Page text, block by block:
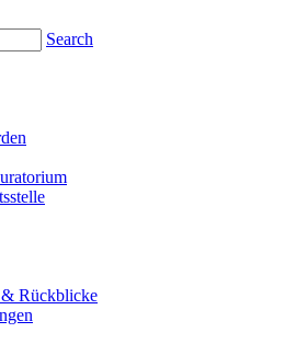
Search
Rückblicke